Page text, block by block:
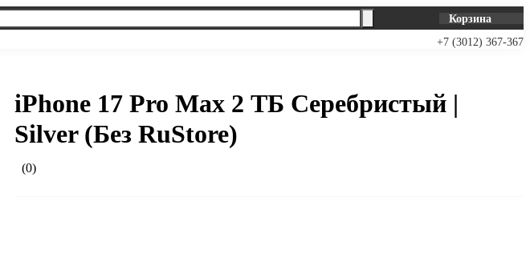
Корзина
+7 (3012) 367-367
iPhone 17 Pro Max 2 ТБ Серебристый |
Silver (Без RuStore)
(0)